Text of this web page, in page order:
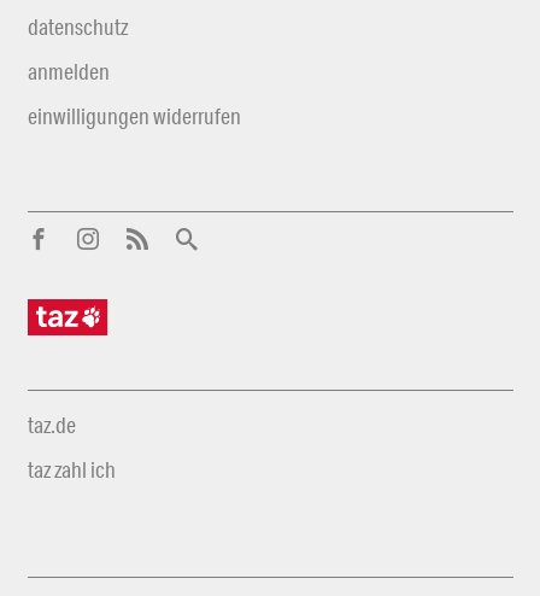
datenschutz
anmelden
einwilligungen widerrufen
taz.de
taz zahl ich